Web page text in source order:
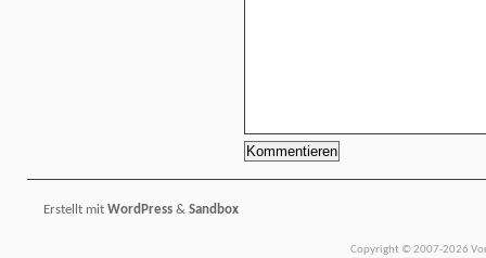
Erstellt mit WordPress & Sandbox
Copyright © 2007-2026